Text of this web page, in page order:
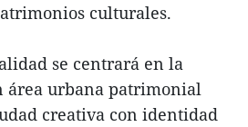
culturales.
se centrará en la
área urbana patrimonial
creativa con identidad